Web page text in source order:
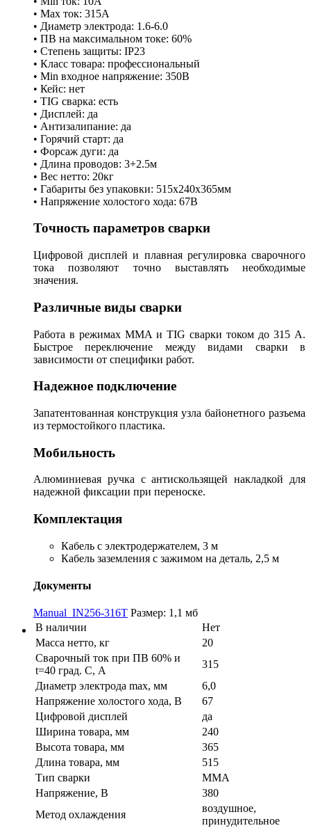
• Мах ток: 315А
• Диаметр электрода: 1.6-6.0
• ПВ на максимальном токе: 60%
• Степень защиты: IP23
• Класс товара: профессиональный
• Min входное напряжение: 350В
• Кейс: нет
• TIG сварка: есть
• Дисплей: да
• Антизалипание: да
• Горячий старт: да
• Форсаж дуги: да
• Длина проводов: 3+2.5м
• Вес нетто: 20кг
• Габариты без упаковки: 515х240х365мм
• Напряжение холостого хода: 67В
Точность параметров сварки
Цифровой дисплей и плавная регулировка сварочного
тока позволяют точно выставлять необходимые
значения.
Различные виды сварки
Работа в режимах MMA и TIG сварки током до 315 А.
Быстрое переключение между видами сварки в
зависимости от специфики работ.
Надежное подключение
Запатентованная конструкция узла байонетного разъема
из термостойкого пластика.
Мобильность
Алюминиевая ручка с антискользящей накладкой для
надежной фиксации при переноске.
Комплектация
Кабель с электродержателем, 3 м
Кабель заземления с зажимом на деталь, 2,5 м
Документы
Manual_IN256-316T Размер: 1,1 мб
В наличии
Нет
Масса нетто, кг
20
Сварочный ток при ПВ 60% и
t=40 град. С, А
315
Диаметр электрода max, мм
6,0
Напряжение холостого хода, В
67
Цифровой дисплей
да
Ширина товара, мм
240
Высота товара, мм
365
Длина товара, мм
515
Тип сварки
MMA
Напряжение, В
380
Метод охлаждения
воздушное,
принудительное